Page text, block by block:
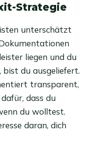
Strategie
unterschätzt
liegen und du
bist du ausgeliefert.
transparent,
dass du
du wolltest.
daran, dich